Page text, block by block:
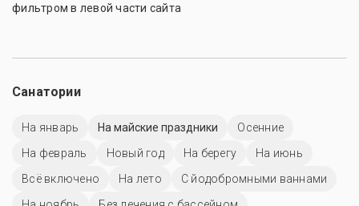
фильтром в левой части сайта
Санатории
На январь На майские праздники
Осенние
На февраль
Новый год На берегу
На июнь
Всё включено
На лето
С йодобромными ваннами